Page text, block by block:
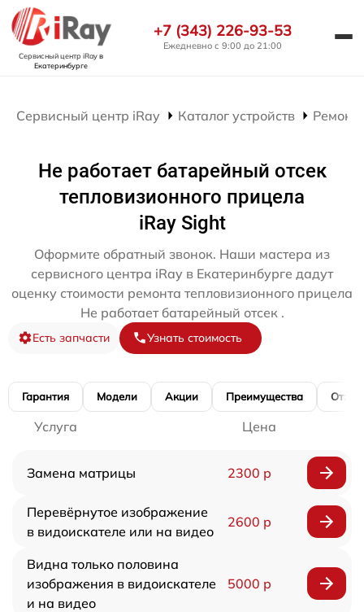
Сервисный центр iRayв
Екатеринбурге
+7 (343) 226-93-53
Ежедневно с 9:00 до 21:00
Сервисный центр iRay Каталог устройств Ремонт
Не работает батарейный отсек
тепловизионного прицела
iRay Sight
Оформите обратный звонок. Наши мастера из
сервисного центра iRay в Екатеринбурге дадут
оценку стоимости ремонта тепловизионного прицела
Не работает батарейный отсек .
Есть запчасти Узнать стоимость
Гарантия Модели Акции Преимущества
Услуга Цена
Замена матрицы 2300 р
Перевёрнутое изображение
в видоискателе или на видео
2600 р
Видна только половина
изображения в видоискателе
и на видео
5000 р